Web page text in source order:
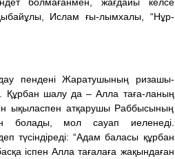
Ислам ғы-лымхалы, “Нұр-
пендені Жаратушының ризашы-
Құрбан шалу да – Алла таға-ланың
ықыласпен атқарушы Раббысының
болады, мол сауап иеленеді.
түсіндіреді: “Адам баласы құрбан
іспен Алла тағалаға жақындаған